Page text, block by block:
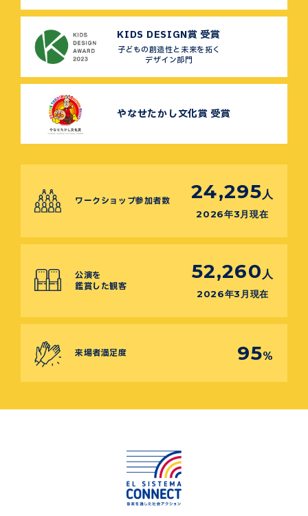
KIDS DESIGN賞 受賞
子どもの創造性と未来を拓く
デザイン部門
やなせたかし文化賞 受賞
ワークショップ参加者数 24,295 人
2026年3月現在
公演を
鑑賞した観客
52,260 人
2026年3月現在
来場者満足度 95%